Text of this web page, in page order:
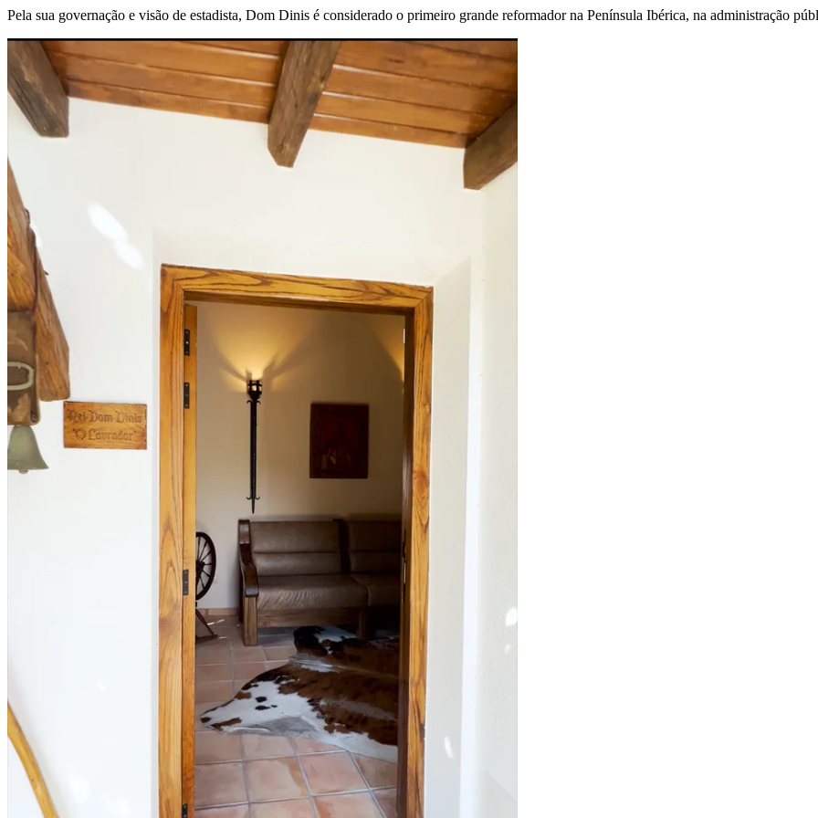
Pela sua governação e visão de estadista, Dom Dinis é considerado o primeiro grande reformador na Península Ibérica, na administração